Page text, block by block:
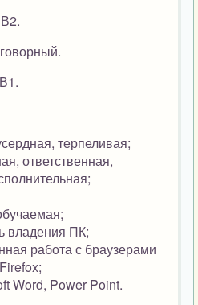
терпеливая;
ответственная,
владения ПК;
работа с браузерами
Word, Power Point.